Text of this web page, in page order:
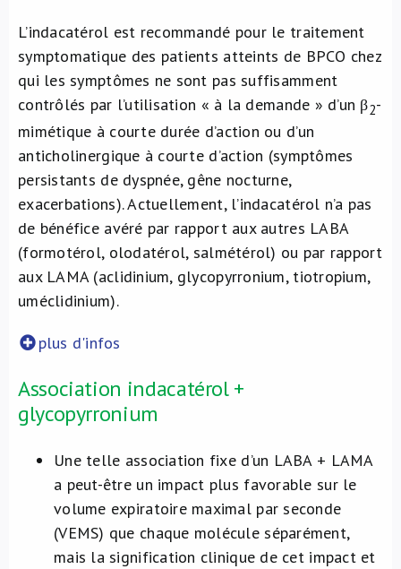
L’indacatérol est recommandé pour le traitement
symptomatique des patients atteints de BPCO chez
qui les symptômes ne sont pas suffisamment
contrôlés par l’utilisation « à la demande » d’un β2-
mimétique à courte durée d’action ou d’un
anticholinergique à courte d’action (symptômes
persistants de dyspnée, gêne nocturne,
exacerbations). Actuellement, l’indacatérol n’a pas
de bénéfice avéré par rapport aux autres LABA
(formotérol, olodatérol, salmétérol) ou par rapport
aux LAMA (aclidinium, glycopyrronium, tiotropium,
uméclidinium).
plus d'infos
Association indacatérol +
glycopyrronium
Une telle association fixe d’un LABA + LAMA
a peut-être un impact plus favorable sur le
volume expiratoire maximal par seconde
(VEMS) que chaque molécule séparément,
mais la signification clinique de cet impact et